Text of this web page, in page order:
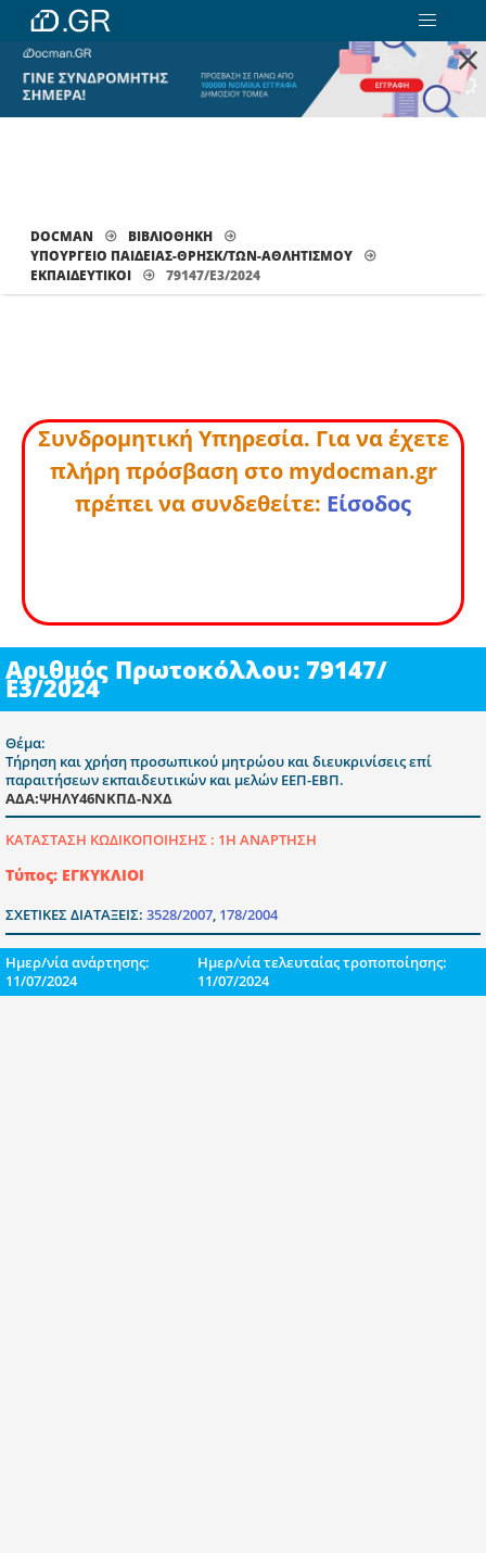
×
DOCMAN
ΒΙΒΛΙΟΘΗΚΗ
ΥΠΟΥΡΓΕΙΟ ΠΑΙΔΕΙΑΣ-ΘΡΗΣΚ/ΤΩΝ-ΑΘΛΗΤΙΣΜΟΥ
ΕΚΠΑΙΔΕΥΤΙΚΟΊ
79147/Ε3/2024
Συνδρομητική Υπηρεσία. Για να έχετε
πλήρη πρόσβαση στο mydocman.gr
πρέπει να συνδεθείτε: Είσοδος
Αριθμός Πρωτοκόλλου: 79147/
Ε3/2024
Θέμα:
Τήρηση και χρήση προσωπικού μητρώου και διευκρινίσεις επί
παραιτήσεων εκπαιδευτικών και μελών ΕΕΠ-ΕΒΠ.
ΑΔΑ:ΨΗΛΥ46ΝΚΠΔ-ΝΧΔ
ΚΑΤΑΣΤΑΣΗ ΚΩΔΙΚΟΠΟΙΗΣΗΣ : 1Η ΑΝΑΡΤΗΣΗ
Τύπος: ΕΓΚΥΚΛΙΟΙ
ΣΧΕΤΙΚΕΣ ΔΙΑΤΑΞΕΙΣ: 3528/2007, 178/2004
Ημερ/νία ανάρτησης:
11/07/2024
Ημερ/νία τελευταίας τροποποίησης:
11/07/2024